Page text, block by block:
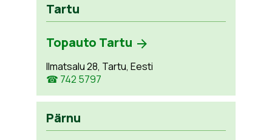
Tartu
Topauto Tartu
Ilmatsalu 28, Tartu, Eesti
☎ 742 5797
Pärnu